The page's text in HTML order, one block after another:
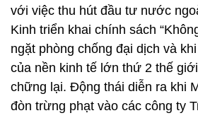
với việc thu hút đầu tư nước
Kinh triển khai chính sách
ngặt phòng chống đại dịch và
của nền kinh tế lớn thứ 2 thế
chững lại. Động thái diễn ra khi
đòn trừng phạt vào các công ty